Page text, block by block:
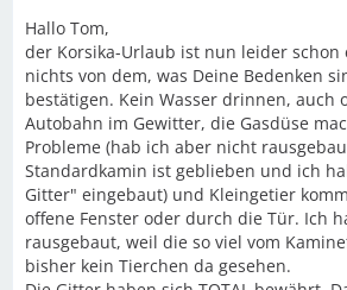
Hallo Tom,
der Korsika-Urlaub ist nun leider schon
nichts von dem, was Deine Bedenken
bestätigen. Kein Wasser drinnen, auch
Autobahn im Gewitter, die Gasdüse
Probleme (hab ich aber nicht
Standardkamin ist geblieben und ich
Gitter" eingebaut) und Kleingetier
offene Fenster oder durch die Tür. Ich
rausgebaut, weil die so viel vom
bisher kein Tierchen da gesehen.